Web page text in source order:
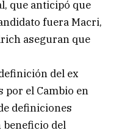
que anticipó que
fuera Macri,
aseguran que
del ex
por el Cambio en
definiciones
beneficio del